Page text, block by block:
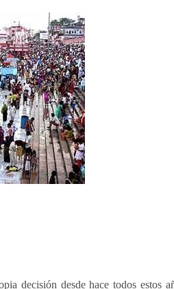
decisión desde hace todos estos